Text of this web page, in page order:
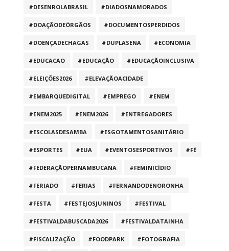
#DESENROLABRASIL #DIADOSNAMORADOS
#DOAÇÃODEÓRGÃOS #DOCUMENTOSPERDIDOS
#DOENÇADECHAGAS #DUPLASENA #ECONOMIA
#EDUCACAO #EDUCAÇÃO #EDUCAÇÃOINCLUSIVA
#ELEIÇÕES2026 #ELEVAÇÃOACIDADE
#EMBARQUEDIGITAL #EMPREGO #ENEM
#ENEM2025 #ENEM2026 #ENTREGADORES
#ESCOLASDESAMBA #ESGOTAMENTOSANITÁRIO
#ESPORTES #EUA #EVENTOSESPORTIVOS #FÉ
#FEDERAÇÃOPERNAMBUCANA #FEMINICÍDIO
#FERIADO #FERIAS #FERNANDODENORONHA
#FESTA #FESTEJOSJUNINOS #FESTIVAL
#FESTIVALDABUSCADA2026 #FESTIVALDATAINHA
#FISCALIZAÇÃO #FOODPARK #FOTOGRAFIA